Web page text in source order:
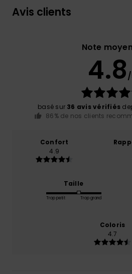
Avis clients
Note
4.8
basé sur 36 avis vérifiés
86% de nos clients
Confort
4.9
Taille
Trop petit Trop grand
Coloris
4.7